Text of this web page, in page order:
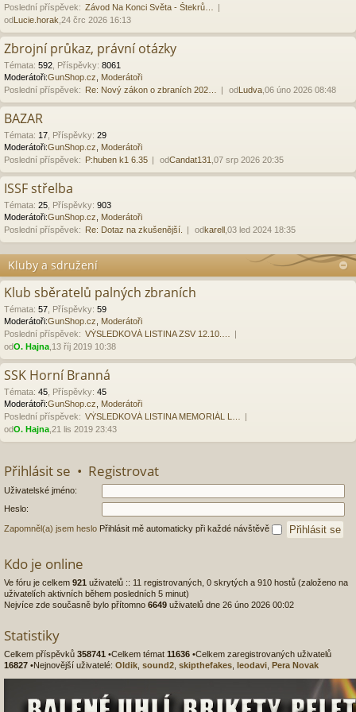
Poslední příspěvek: Závod Na Konci Světa - Štekrů…
odLucie.horak ,24 črc 2026 16:13
Zbrojní průkaz, právní otázky
Témata: 592 Příspěvky: 8061
Moderátoři:GunShop.cz
Moderátoři
Poslední příspěvek: Re: Nový zákon o zbraních 202… odLudva ,06 úno 2026 08:48
BAZAR
Témata: 17 Příspěvky: 29
Moderátoři:GunShop.cz
Moderátoři
Poslední příspěvek: P:huben k1 6.35 odCandat131 ,07 srp 2026 20:35
ISSF střelba
Témata: 25 Příspěvky: 903
Moderátoři:GunShop.cz
Moderátoři
Poslední příspěvek: Re: Dotaz na zkušenější. odkarell ,03 led 2024 18:35
Kluby a sdružení
Klub sběratelů palných zbraních
Témata: 57 Příspěvky: 59
Moderátoři:GunShop.cz
Moderátoři
Poslední příspěvek: VÝSLEDKOVÁ LISTINA ZSV 12.10.…
odO. Hajna ,13 říj 2019 10:38
SSK Horní Branná
Témata: 45 Příspěvky: 45
Moderátoři:GunShop.cz
Moderátoři
Poslední příspěvek: VÝSLEDKOVÁ LISTINA MEMORIÁL L…
odO. Hajna ,21 lis 2019 23:43
Přihlásit se • Registrovat
Uživatelské jméno:
Heslo:
Zapomněl(a) jsem heslo Přihlásit mě automaticky při každé návštěvě
Kdo je online
Ve fóru je celkem 921 uživatelů :: 11 registrovaných, 0 skrytých a 910 hostů (založeno na
uživatelích aktivních během posledních 5 minut)
Nejvíce zde současně bylo přítomno 6649 uživatelů dne 26 úno 2026 00:02
Statistiky
Celkem příspěvků 358741 •Celkem témat 11636 •Celkem zaregistrovaných uživatelů
16827 •Nejnovější uživatelé: Oldik sound2 skipthefakes leodavi Pera Novak